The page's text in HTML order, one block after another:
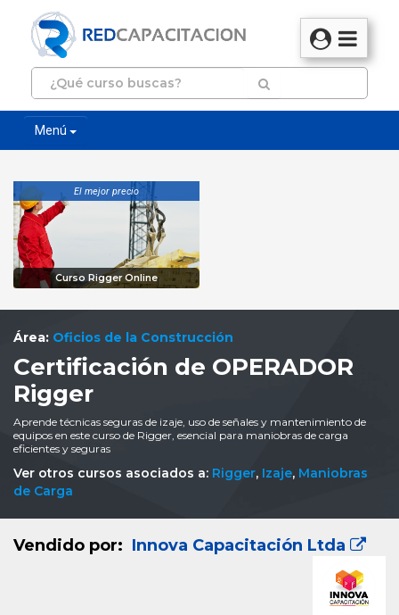
Menú
El mejor precio
Curso Rigger Online
Área: Oficios de la Construcción
Certificación de OPERADOR
Rigger
Aprende técnicas seguras de izaje, uso de señales y mantenimiento de
equipos en este curso de Rigger, esencial para maniobras de carga
eficientes y seguras
Ver otros cursos asociados a: Rigger, Izaje, Maniobras
de Carga
Vendido por: Innova Capacitación Ltda